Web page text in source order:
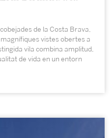
de la Costa Brava,
vistes obertes a
vila combina amplitud,
de vida en un entorn